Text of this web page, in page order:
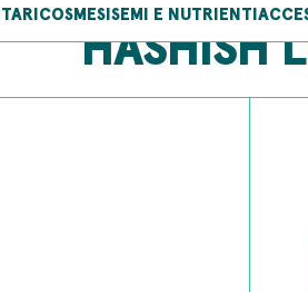
COSMESISEMI E NUTRIENTI
HASHISH